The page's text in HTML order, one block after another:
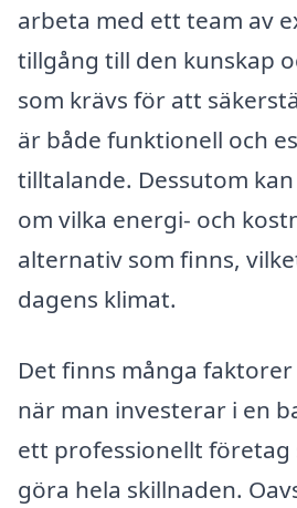
arbeta med ett team av
tillgång till den kunskap
som krävs för att
är både funktionell och
tilltalande. Dessutom
om vilka energi- och
alternativ som finns,
dagens klimat.
Det finns många
när man investerar i en
ett professionellt företag
göra hela skillnaden.